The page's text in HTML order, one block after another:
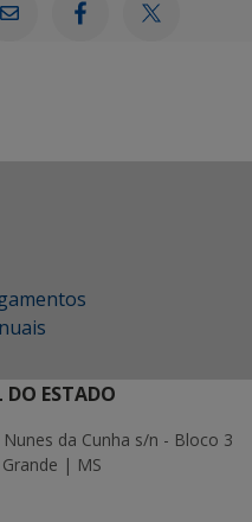
ESTADO
da Cunha s/n - Bloco 3
| MS